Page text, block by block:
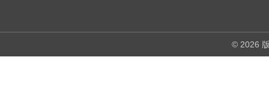
© 2026